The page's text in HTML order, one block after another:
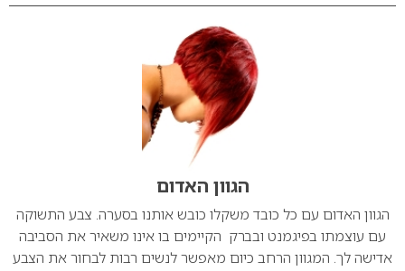
הגוון האדום
הגוון האדום עם כל כובד משקלו כובש אותנו בסערה. צבע התשוקה
עם עוצמתו בפיגמנט ובברק הקיימים בו אינו משאיר את הסביבה
אדישה לך. המגוון הרחב כיום מאפשר לנשים רבות לבחור את הצבע